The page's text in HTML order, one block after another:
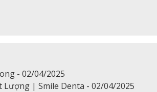
- 02/04/2025
Lượng | Smile Denta - 02/04/2025